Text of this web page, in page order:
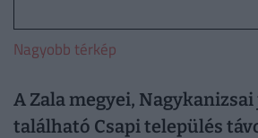
Nagyobb térkép
A Zala megyei,
található Csapi település